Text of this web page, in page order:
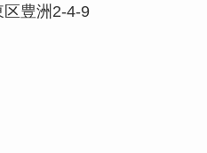
豊洲2-4-9